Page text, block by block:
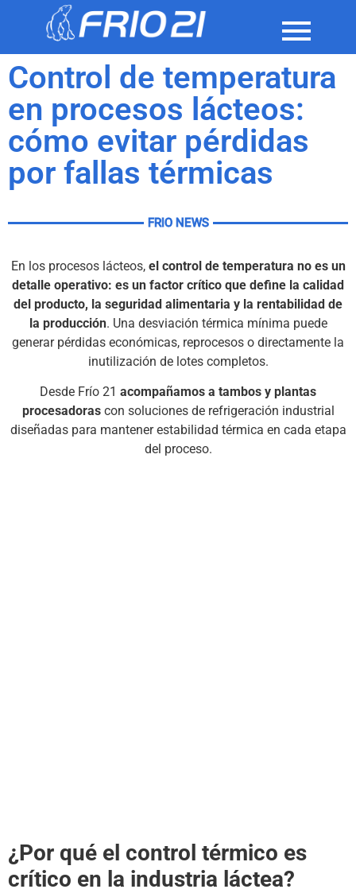
Control de temperatura
en procesos lácteos:
cómo evitar pérdidas
por fallas térmicas
FRIO NEWS
En los procesos lácteos, el control de temperatura no es un
detalle operativo: es un factor crítico que define la calidad
del producto, la seguridad alimentaria y la rentabilidad de
la producción. Una desviación térmica mínima puede
generar pérdidas económicas, reprocesos o directamente la
inutilización de lotes completos.
Desde Frío 21 acompañamos a tambos y plantas
procesadorascon soluciones de refrigeración industrial
diseñadas para mantener estabilidad térmica en cada etapa
del proceso.
¿Por qué el control térmico es
crítico en la industria láctea?